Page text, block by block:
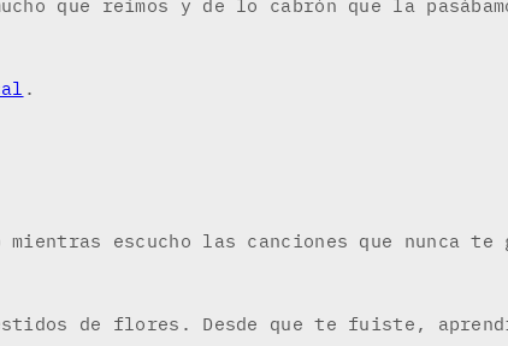
que reímos y de lo cabrón que la
.
escucho las canciones que nunca
de flores. Desde que te fuiste,